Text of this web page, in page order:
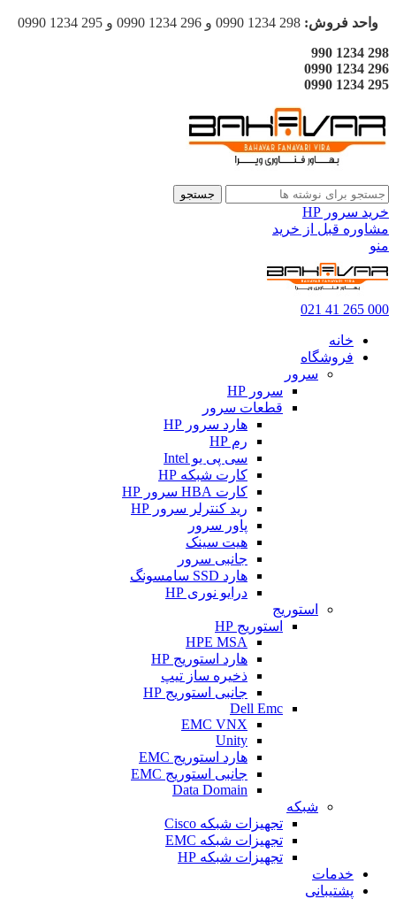
واحد فروش:
298 1234 990
296 1234 0990
295 1234 0990
جستجو
خرید سرور HP
مشاوره قبل از خرید
منو
000 265 41 021
خانه
فروشگاه
سرور
سرور HP
قطعات سرور
هارد سرور HP
رم HP
سی پی یو Intel
کارت شبکه HP
کارت HBA سرور HP
رید کنترلر سرور HP
پاور سرور
هیت سینک
جانبی سرور
هارد SSD سامسونگ
درایو نوری HP
استوریج
استوریج HP
HPE MSA
هارد استوریج HP
ذخیره ساز تیپ
جانبی استوریج HP
Dell Emc
EMC VNX
Unity
هارد استوریج EMC
جانبی استوریج EMC
Data Domain
شبکه
تجهیزات شبکه Cisco
تجهیزات شبکه EMC
تجهیزات شبکه HP
خدمات
پشتیبانی